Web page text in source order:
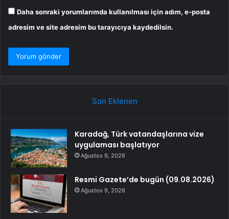
Daha sonraki yorumlarımda kullanılması için adım, e-posta
adresim ve site adresim bu tarayıcıya kaydedilsin.
Son Eklenen
Karadağ, Türk vatandaşlarına vize
uygulaması başlatıyor
Ağustos 9, 2026
Resmi Gazete’de bugün (09.08.2026)
Ağustos 9, 2026